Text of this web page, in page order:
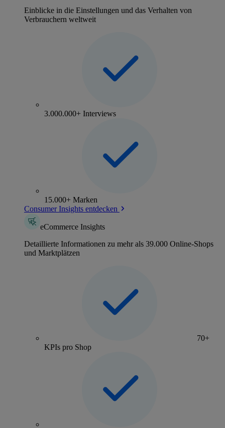
Einblicke in die Einstellungen und das Verhalten von
Verbrauchern weltweit
3.000.000+ Interviews
15.000+ Marken
Consumer Insights entdecken
eCommerce Insights
Detaillierte Informationen zu mehr als 39.000 Online-Shops
und Marktplätzen
70+
KPIs pro Shop